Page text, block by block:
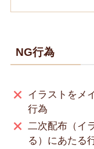
NG行為
イラストをメ
行為
二次配布（イ
る）にあたる